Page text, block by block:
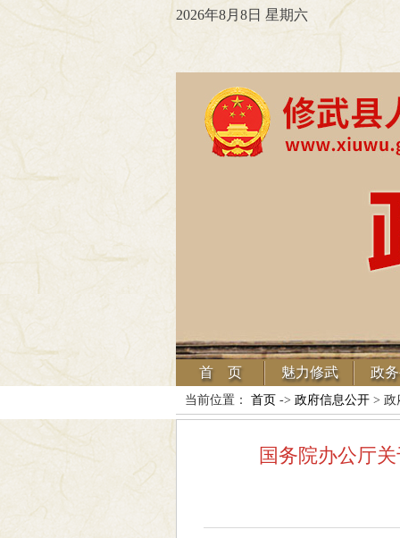
2026年8月8日 星期六
首 页 魅力修武 政
当前位置： 首页 -> 政府信息公开> 政
国务院办公厅